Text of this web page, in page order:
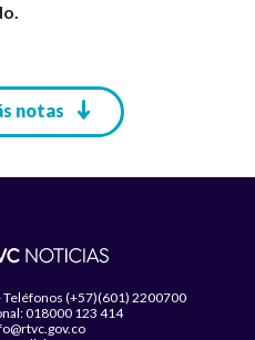
notas
Teléfonos (+57)(601) 2200700
018000 123 414